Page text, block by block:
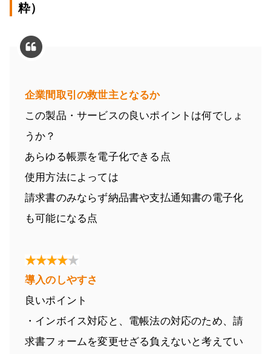
粋）
企業間取引の救世主となるか
この製品・サービスの良いポイントは何でしょ
うか？
あらゆる帳票を電子化できる点
使用方法によっては
請求書のみならず納品書や支払通知書の電子化
も可能になる点
導入のしやすさ
良いポイント
・インボイス対応と、電帳法の対応のため、請
求書フォームを変更せざる負えないと考えてい